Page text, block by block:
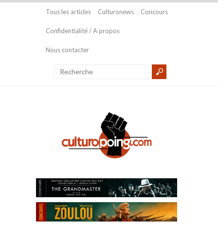
Tous les articles Culturonews Concours
Confidentialité / A propos
Nous contacter